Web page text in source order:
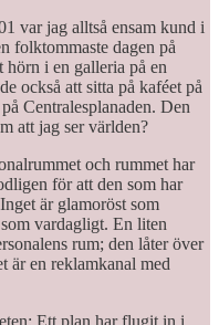
var jag alltså ensam kund i
folktommaste dagen på
hörn i en galleria på en
också att sitta på kaféet på
Centralesplanaden. Den
att jag ser världen?
och rummet har
för att den som har
är glamoröst som
vardagligt. En liten
rum; den låter över
är en reklamkanal med
Ett plan har flugit in i